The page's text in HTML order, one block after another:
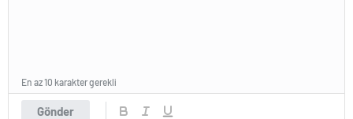
Gönder
En az 10 karakter gerekli